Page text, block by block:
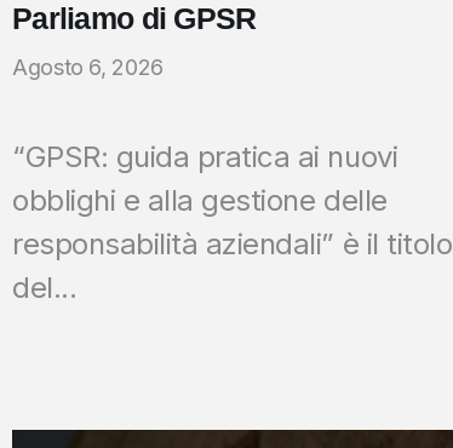
Parliamo di GPSR
Agosto 6, 2026
“GPSR: guida pratica ai nuovi
obblighi e alla gestione delle
responsabilità aziendali” è il titolo
del...